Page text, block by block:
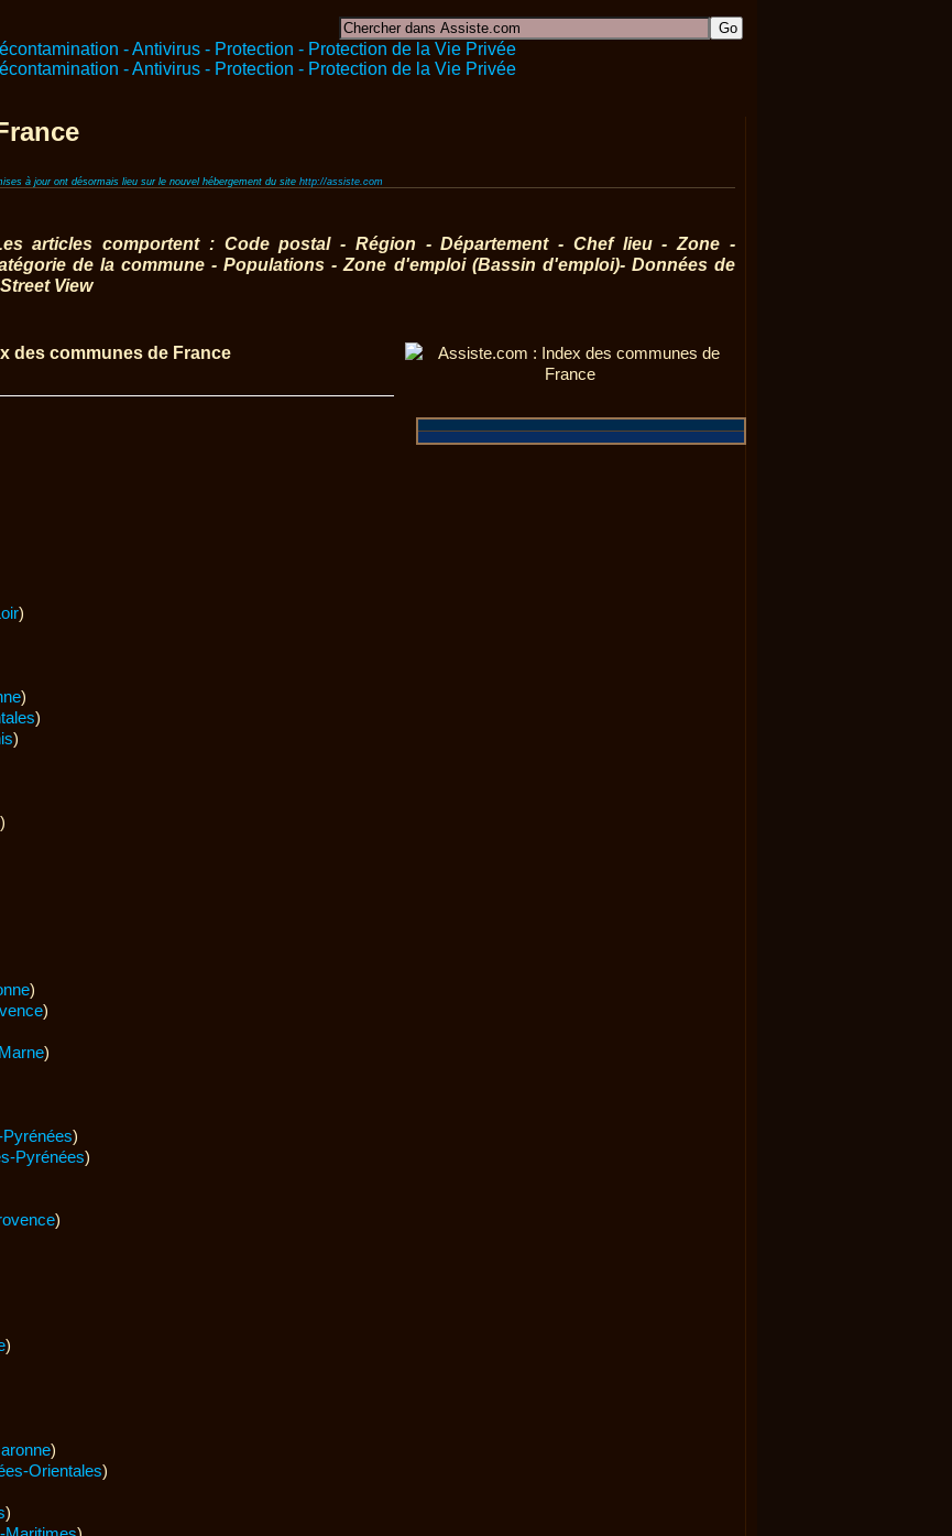
à jour ont désormais lieu sur le nouvel hébergement du site http://assiste.com
articles comportent : Code postal - Région - Département - Chef lieu - Zone -
de la commune - Populations - Zone d'emploi (Bassin d'emploi)- Données de
View
des communes de France
)
)
)
)
)
)
)
)
)
Pyrénées)
)
)
)
Orientales)
)